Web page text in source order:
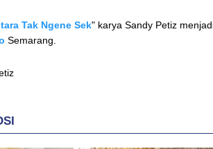
Tak Ngene Sek" karya Sandy Petiz
Semarang.